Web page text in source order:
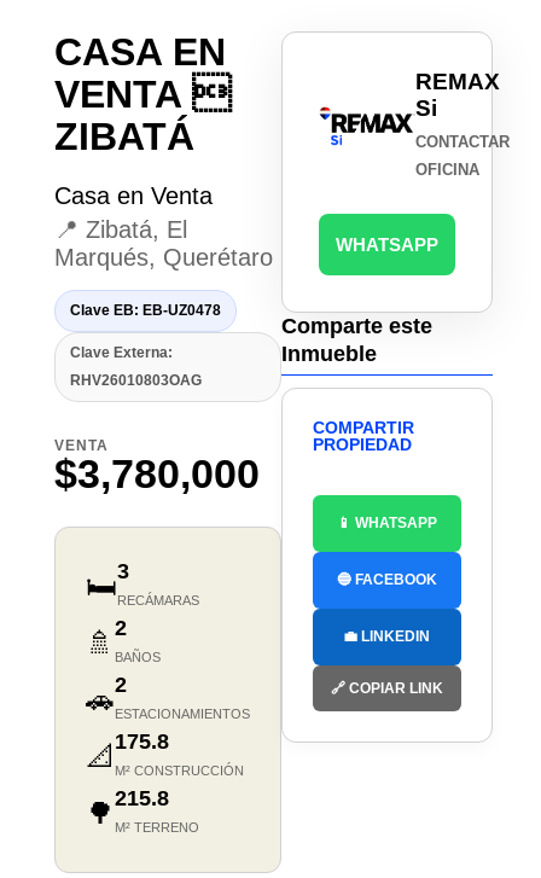
CASA EN
VENTA 
ZIBATÁ
Casa en Venta
📍 Zibatá, El
Marqués, Querétaro
Clave EB: EB-UZ0478
Clave Externa:
RHV26010803OAG
VENTA
$3,780,000
🛏️3
RECÁMARAS
🚿 2
BAÑOS
🚗2
ESTACIONAMIENTOS
📐 175.8
M² CONSTRUCCIÓN
🌳 215.8
M² TERRENO
REMAX
Si
CONTACTAR
OFICINA
WHATSAPP
Comparte este
Inmueble
COMPARTIR
PROPIEDAD
📱 WHATSAPP
🔵 FACEBOOK
💼 LINKEDIN
🔗 COPIAR LINK